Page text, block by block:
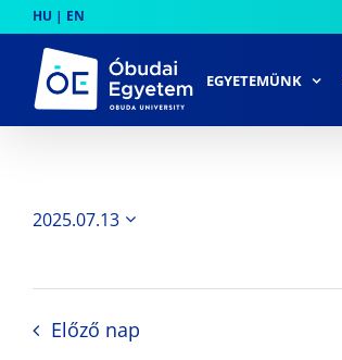
to
content
HU | EN
EGYETEMÜNK
2025.07.13
Előző nap